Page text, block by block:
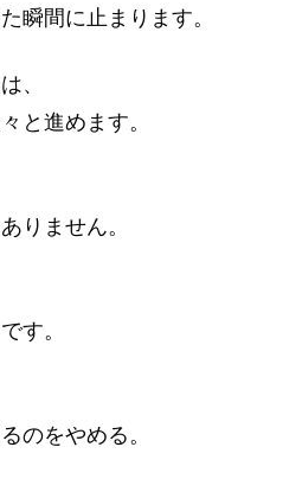
瞬間に止まります。
、
と進めます。
りません。
す。
のをやめる。